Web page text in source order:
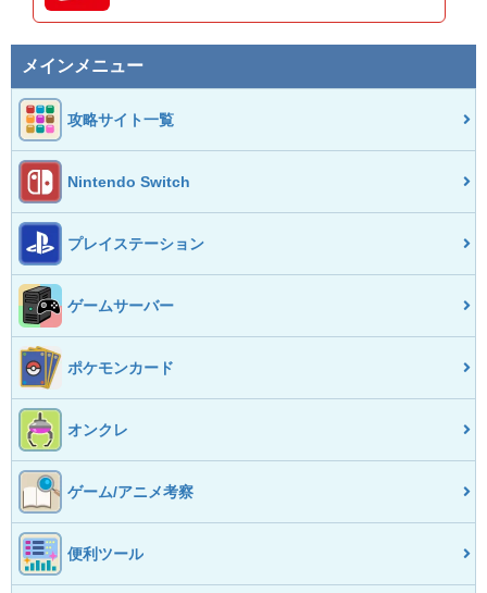
メインメニュー
攻略サイト一覧
Nintendo Switch
プレイステーション
ゲームサーバー
ポケモンカード
オンクレ
ゲーム/アニメ考察
便利ツール